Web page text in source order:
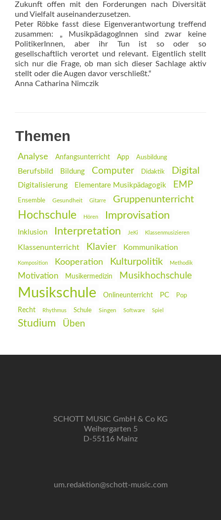
Zukunft offen mit den Forderungen nach Diversität
und Vielfalt auseinanderzusetzen.
Peter Röbke fasst diese Eigenverantwortung treffend
zusammen: „ MusikpädagogInnen sind zwar keine
PolitikerInnen, aber ihr Tun ist so oder so
gesellschaftlich verortet und relevant. Eigentlich stellt
sich nur die Frage, ob man sich dieser Sachlage aktiv
stellt oder die Augen davor verschließt.“
Anna Catharina Nimczik
Themen
Analyse Anfangsunterricht App Ausbildung
Berufsbild Bildung Computer Didaktik Digital
Digitalisierung Elementare Musikpädagogik EMP
Ensemble Gesundheit Gitarre Gruppenunterricht
Hochschule Hören Improvisation
Inklusion Interpretation JeKi Klassenmusizieren
Klassenunterricht Klavier Kommunikation
Komposition Kooperation Kulturpolitik Methodik
Motivation Musikermedizin Musikhochschule
Musikschule Onlineunterricht PC Pop
Recht Rhythmus Schule Singen Software Spiel
Studium Üben
SCHOTT MUSIC GmbH & Co KG
Weihergarten 5
D-55116 Mainz
um.redaktion@schott-music.com